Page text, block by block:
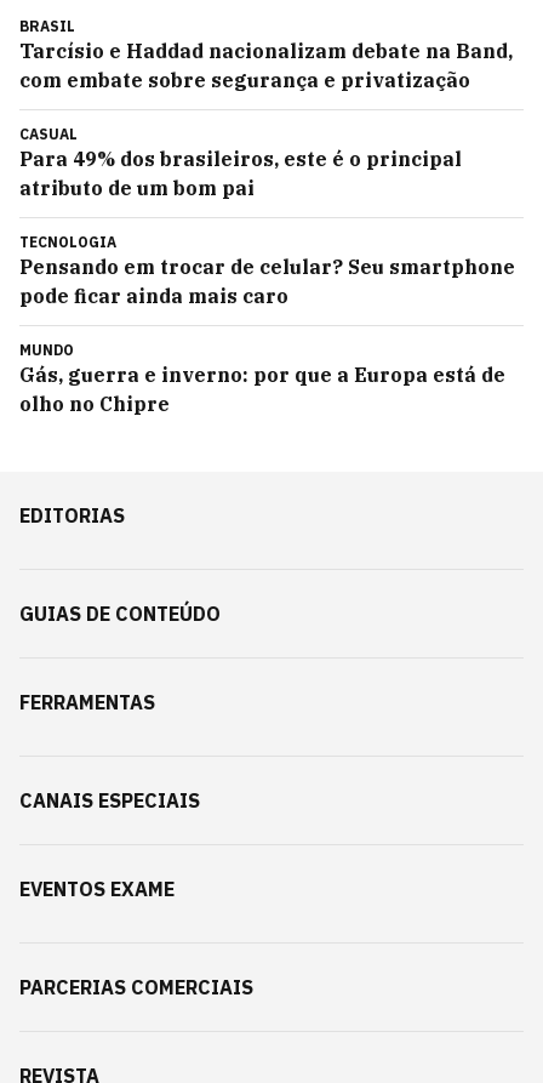
BRASIL
Tarcísio e Haddad nacionalizam debate na Band,
com embate sobre segurança e privatização
CASUAL
Para 49% dos brasileiros, este é o principal
atributo de um bom pai
TECNOLOGIA
Pensando em trocar de celular? Seu smartphone
pode ficar ainda mais caro
MUNDO
Gás, guerra e inverno: por que a Europa está de
olho no Chipre
EDITORIAS
GUIAS DE CONTEÚDO
FERRAMENTAS
CANAIS ESPECIAIS
EVENTOS EXAME
PARCERIAS COMERCIAIS
REVISTA